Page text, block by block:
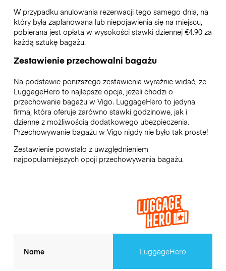
W przypadku anulowania rezerwacji tego samego dnia, na
który była zaplanowana lub niepojawienia się na miejscu,
pobierana jest opłata w wysokości stawki dziennej €4.90 za
każdą sztukę bagażu.
Zestawienie przechowalni bagażu
Na podstawie poniższego zestawienia wyraźnie widać, że
LuggageHero to najlepsze opcja, jeżeli chodzi o
przechowanie bagażu w Vigo. LuggageHero to jedyna
firma, która oferuje zarówno stawki godzinowe, jak i
dzienne z możliwością dodatkowego ubezpieczenia.
Przechowywanie bagażu w Vigo nigdy nie było tak proste!
Zestawienie powstało z uwzględnieniem
najpopularniejszych opcji przechowywania bagażu.
Name LuggageHero